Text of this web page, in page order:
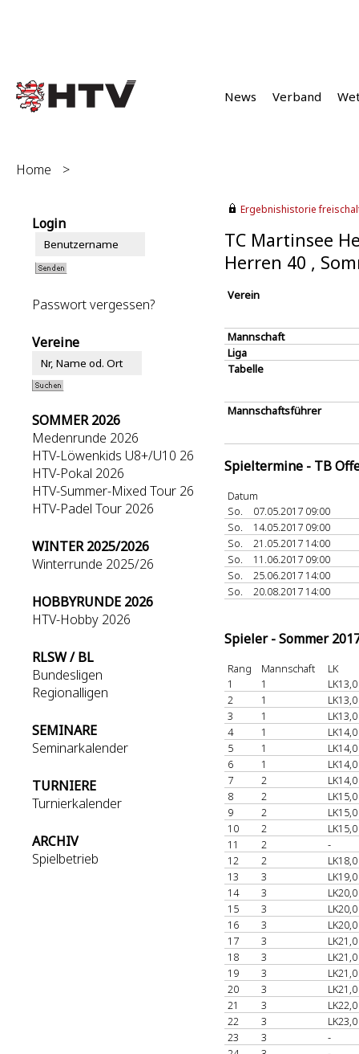
News Verband
Home >
Login
Passwort vergessen?
Vereine
SOMMER 2026
Medenrunde 2026
HTV-Löwenkids U8+/U10 26
HTV-Pokal 2026
HTV-Summer-Mixed Tour 26
HTV-Padel Tour 2026
WINTER 2025/2026
Winterrunde 2025/26
HOBBYRUNDE 2026
HTV-Hobby 2026
RLSW / BL
Bundesligen
Regionalligen
SEMINARE
Seminarkalender
TURNIERE
Turnierkalender
ARCHIV
Spielbetrieb
Ergebnishistorie
TC Martinsee
Herren 40 ,
Verein
Mannschaft
Liga
Tabelle
Mannschaftsführer
Spieltermine - TB
Datum
So.
07.05.2017 09:00
So.
14.05.2017 09:00
So.
21.05.2017 14:00
So.
11.06.2017 09:00
So.
25.06.2017 14:00
So.
20.08.2017 14:00
Spieler - Sommer
Rang Mannschaft
LK
1
1
LK13,0
2
1
LK13,0
3
1
LK13,0
4
1
LK14,0
5
1
LK14,0
6
1
LK14,0
7
2
LK14,0
8
2
LK15,0
9
2
LK15,0
10
2
LK15,0
11
2
-
12
2
LK18,0
13
3
LK19,0
14
3
LK20,0
15
3
LK20,0
16
3
LK20,0
17
3
LK21,0
18
3
LK21,0
19
3
LK21,0
20
3
LK21,0
21
3
LK22,0
22
3
LK23,0
23
3
-